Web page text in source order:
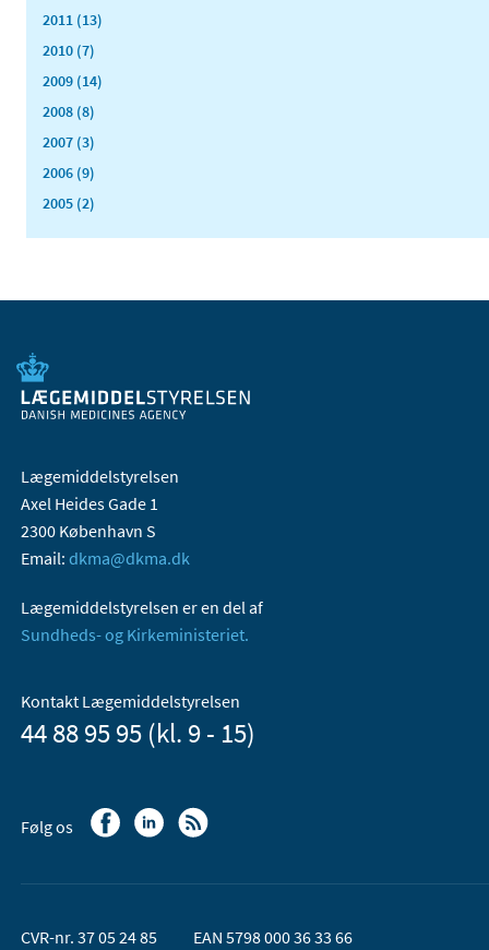
2011 (13)
2010 (7)
2009 (14)
2008 (8)
2007 (3)
2006 (9)
2005 (2)
Lægemiddelstyrelsen
Axel Heides Gade 1
2300 København S
Email: dkma@dkma.dk
Lægemiddelstyrelsen er en del af
Sundheds- og Kirkeministeriet.
Kontakt Lægemiddelstyrelsen
44 88 95 95 (kl. 9 - 15)
Følg os
CVR-nr. 37 05 24 85 EAN 5798 000 36 33 66